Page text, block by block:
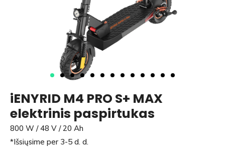
iENYRID M4 PRO S+ MAX
elektrinis paspirtukas
800 W / 48 V / 20 Ah
*Išsiųsime per 3-5 d. d.